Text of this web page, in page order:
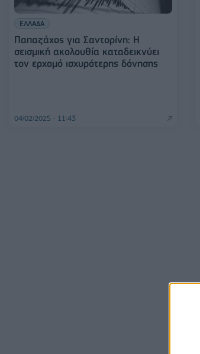
ΕΛΛΑΔΑ
Παπαζάχος για Σαντορίνη: Η
σεισμική ακολουθία καταδεικνύει
τον ερχομό ισχυρότερης δόνησης
04/02/2025 - 11:43